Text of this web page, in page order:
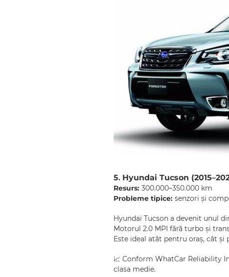
5. Hyundai Tucson
Resurs: 300.000–350.000 km
Probleme tipice: senzori și
Hyundai Tucson a devenit unul
Motorul 2.0 MPI fără turbo și
Este ideal atât pentru oraș, cât
📈 Conform WhatCar Reliability
clasa medie.